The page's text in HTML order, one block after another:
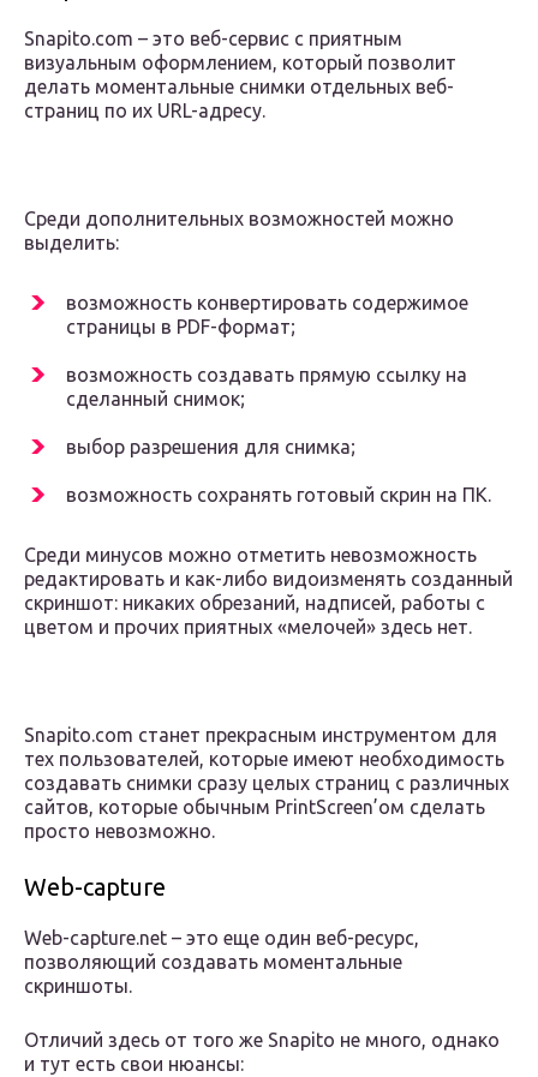
Snapito.com – это веб-сервис с приятным
визуальным оформлением, который позволит
делать моментальные снимки отдельных веб-
страниц по их URL-адресу.
Среди дополнительных возможностей можно
выделить:
возможность конвертировать содержимое
страницы в PDF-формат;
возможность создавать прямую ссылку на
сделанный снимок;
выбор разрешения для снимка;
возможность сохранять готовый скрин на ПК.
Среди минусов можно отметить невозможность
редактировать и как-либо видоизменять созданный
скриншот: никаких обрезаний, надписей, работы с
цветом и прочих приятных «мелочей» здесь нет.
Snapito.com станет прекрасным инструментом для
тех пользователей, которые имеют необходимость
создавать снимки сразу целых страниц с различных
сайтов, которые обычным PrintScreen’ом сделать
просто невозможно.
Web-capture
Web-capture.net – это еще один веб-ресурс,
позволяющий создавать моментальные
скриншоты.
Отличий здесь от того же Snapito не много, однако
и тут есть свои нюансы: